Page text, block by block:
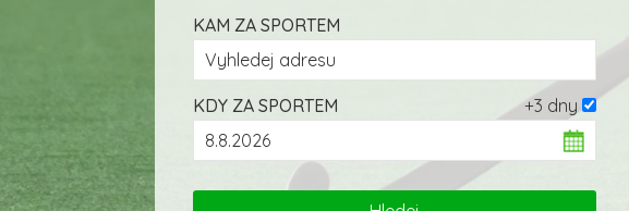
KAM ZA SPORTEM
+3 dny
KDY ZA SPORTEM